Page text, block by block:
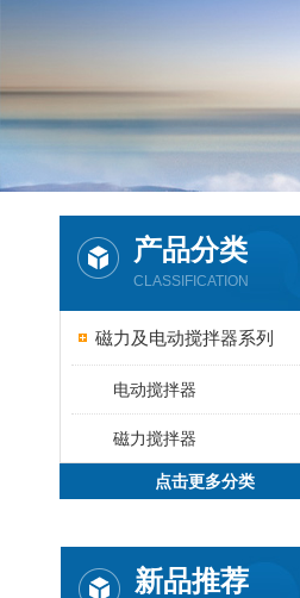
产品分类
CLASSIFICATION
磁力及电动搅拌器系列
电动搅拌器
磁力搅拌器
点击更多分类
新品推荐